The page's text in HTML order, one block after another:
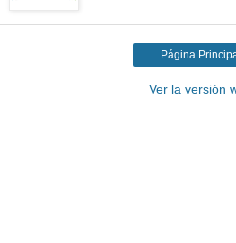
Página
Ver la versión